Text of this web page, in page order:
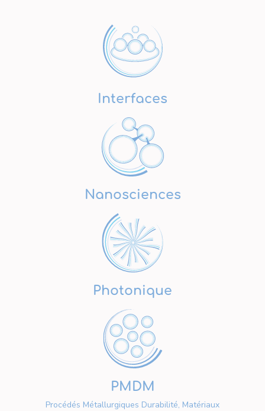
Interfaces
Nanosciences
Photonique
PMDM
Procédés Métallurgiques Durabilité, Matériaux